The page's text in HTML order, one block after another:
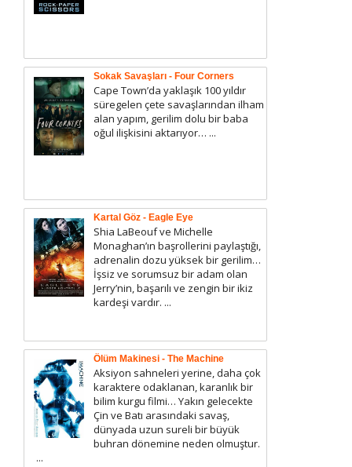
Sokak Savaşları - Four Corners
Cape Town’da yaklaşık 100 yıldır
süregelen çete savaşlarından ilham
alan yapım, gerilim dolu bir baba
oğul ilişkisini aktarıyor… ...
Kartal Göz - Eagle Eye
Shia LaBeouf ve Michelle
Monaghan’ın başrollerini paylaştığı,
adrenalin dozu yüksek bir gerilim…
İşsiz ve sorumsuz bir adam olan
Jerry’nin, başarılı ve zengin bir ikiz
kardeşi vardır. ...
Ölüm Makinesi - The Machine
Aksiyon sahneleri yerine, daha çok
karaktere odaklanan, karanlık bir
bilim kurgu filmi… Yakın gelecekte
Çin ve Batı arasındaki savaş,
dünyada uzun sureli bir büyük
buhran dönemine neden olmuştur.
...